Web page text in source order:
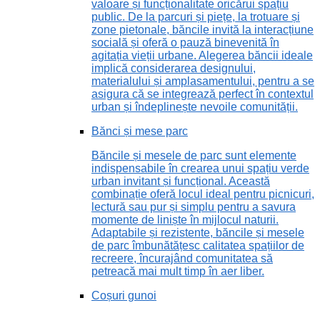
valoare și funcționalitate oricărui spațiu
public. De la parcuri și piețe, la trotuare și
zone pietonale, băncile invită la interacțiune
socială și oferă o pauză binevenită în
agitația vieții urbane. Alegerea băncii ideale
implică considerarea designului,
materialului și amplasamentului, pentru a se
asigura că se integrează perfect în contextul
urban și îndeplinește nevoile comunității.
Bănci și mese parc
Băncile și mesele de parc sunt elemente
indispensabile în crearea unui spațiu verde
urban invitant și funcțional. Această
combinație oferă locul ideal pentru picnicuri,
lectură sau pur și simplu pentru a savura
momente de liniște în mijlocul naturii.
Adaptabile și rezistente, băncile și mesele
de parc îmbunătățesc calitatea spațiilor de
recreere, încurajând comunitatea să
petreacă mai mult timp în aer liber.
Coșuri gunoi